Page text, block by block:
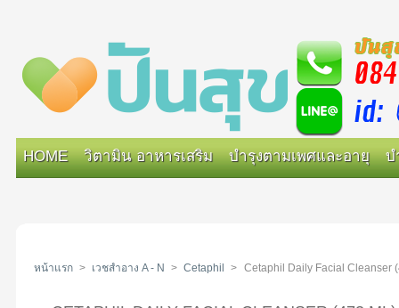
HOME วิตามิน อาหารเสริม บำรุงตามเพศและอายุ บ
หน้าแรก > เวชสำอาง A - N > Cetaphil > Cetaphil Daily Facial Cleanser